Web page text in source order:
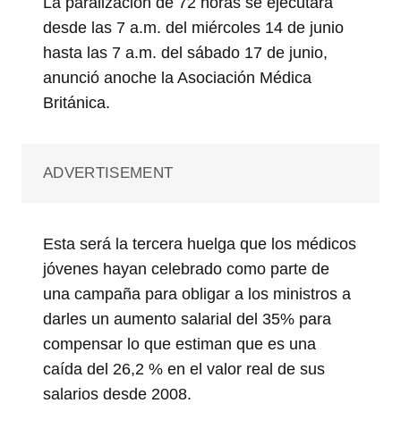
desde las 7 a.m. del miércoles 14 de junio
hasta las 7 a.m. del sábado 17 de junio,
anunció anoche la Asociación Médica
Británica.
ADVERTISEMENT
Esta será la tercera huelga que los médicos
jóvenes hayan celebrado como parte de
una campaña para obligar a los ministros a
darles un aumento salarial del 35% para
compensar lo que estiman que es una
caída del 26,2 % en el valor real de sus
salarios desde 2008.